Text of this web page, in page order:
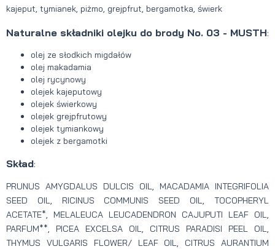
kajeput, tymianek, piżmo, grejpfrut, bergamotka, świerk
Naturalne składniki olejku do brody No. 03 - MUSTH:
olej ze słodkich migdałów
olej makadamia
olej rycynowy
olejek kajeputowy
olejek świerkowy
olejek grejpfrutowy
olejek tymiankowy
olejek z bergamotki
Skład:
PRUNUS AMYGDALUS DULCIS OIL, MACADAMIA INTEGRIFOLIA
SEED OIL, RICINUS COMMUNIS SEED OIL, TOCOPHERYL
ACETATE*, MELALEUCA LEUCADENDRON CAJUPUTI LEAF OIL,
PARFUM**, PICEA EXCELSA OIL, CITRUS PARADISI PEEL OIL,
THYMUS VULGARIS FLOWER/ LEAF OIL, CITRUS AURANTIUM